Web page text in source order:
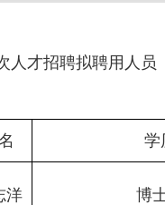
才招聘拟聘用人
学
洋 博